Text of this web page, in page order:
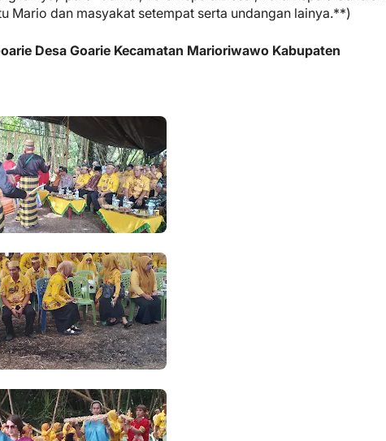
Mario dan masyakat setempat serta undangan lainya.**)
Desa Goarie Kecamatan Marioriwawo Kabupaten